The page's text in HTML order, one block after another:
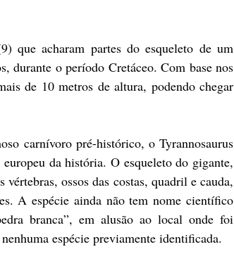
que acharam partes do esqueleto de um
durante o período Cretáceo. Com base nos
de 10 metros de altura, podendo chegar
carnívoro pré-histórico, o Tyrannosaurus
da história. O esqueleto do gigante,
ossos das costas, quadril e cauda,
A espécie ainda não tem nome científico
branca”, em alusão ao local onde foi
espécie previamente identificada.